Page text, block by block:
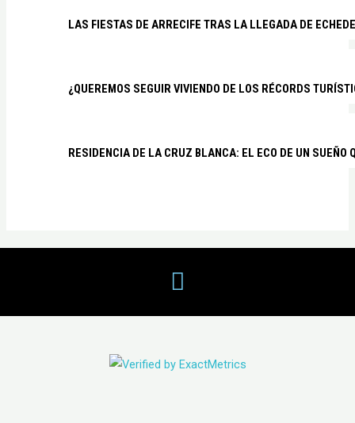
LAS FIESTAS DE ARRECIFE TRAS LA LLEGADA DE
¿QUEREMOS SEGUIR VIVIENDO DE LOS RÉCORDS
RESIDENCIA DE LA CRUZ BLANCA: EL ECO DE UN SUEÑO